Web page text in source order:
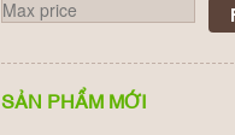
SẢN PHẨM MỚI